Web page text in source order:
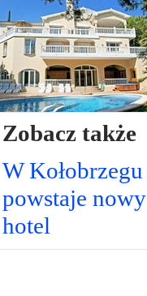
Zobacz także
W Kołobrzegu
powstaje nowy
hotel